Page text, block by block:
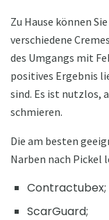
Zu Hause können
verschiedene
des Umgangs mit
positives Ergebnis
sind. Es ist nutzlos,
schmieren.
Die am besten
Narben nach Pickel
Contractubex;
ScarGuard;